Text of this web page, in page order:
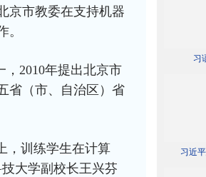
京市教委在支持机器
。
2010年提出北京市
省（市、自治区）省
，训练学生在计算
大学副校长王兴芬
习
习近